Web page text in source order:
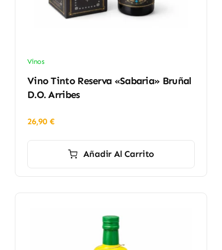
Vinos
Vino Tinto Reserva «Sabaria» Bruñal
D.O. Arribes
26,90 €
Añadir Al Carrito